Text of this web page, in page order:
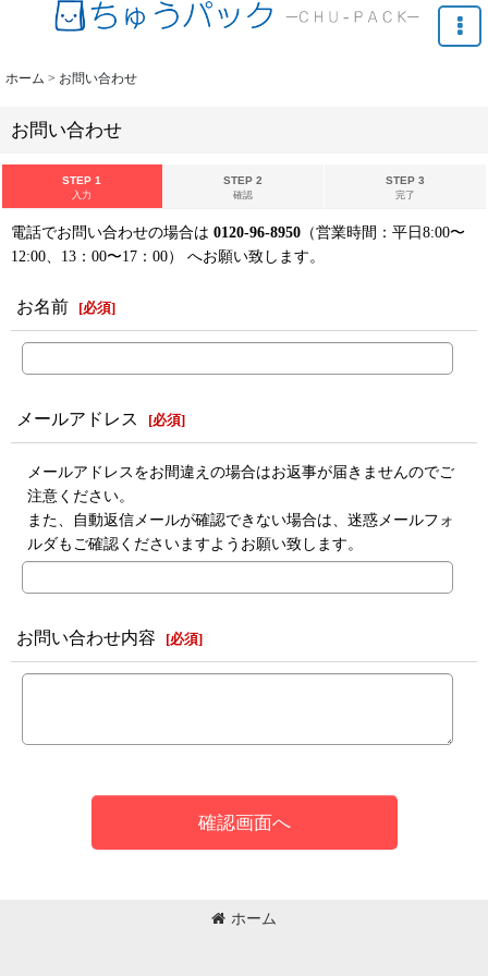
ホーム > お問い合わせ
お問い合わせ
STEP 1
入力
STEP 2
確認
STEP 3
完了
電話でお問い合わせの場合は 0120-96-8950 （営業時間：平日8:00〜
12:00、13：00〜17：00） へお願い致します。
お名前 [必須]
メールアドレス [必須]
メールアドレスをお間違えの場合はお返事が届きませんのでご
注意ください。
また、自動返信メールが確認できない場合は、迷惑メールフォ
ルダもご確認くださいますようお願い致します。
お問い合わせ内容 [必須]
確認画面へ
ホーム